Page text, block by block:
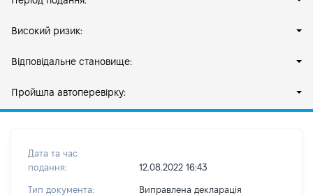
Високий ризик:
Відповідальне становище:
Пройшла автоперевірку:
Дата та час
подання:
12.08.2022 16:43
Тип документа: Виправлена декларація